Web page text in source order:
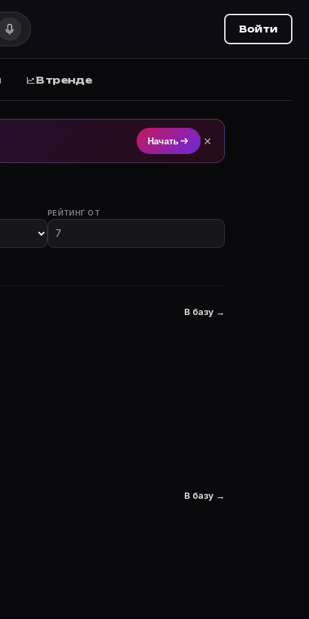
с участием на Movie Planner (movie-
с участием.
Войти
В тренде
Начать ×
РЕЙТИНГ ОТ
В базу →
В базу →